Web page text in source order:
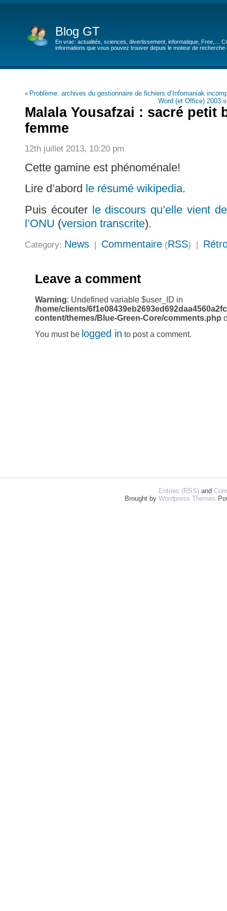
Blog GT
En vrac: actualités, sciences, divertissement, informatique, Free,…
informations que vous pouvez trouver depuis le moteur de recherche
« Problème: archives du gestionnaire de fichiers d’Infomaniak
Word (et Office) 2003
Malala Yousafzai : sacré petit
femme
12th juillet 2013, 10:20 pm
Cette gamine est phénoménale!
Lire d’abord le résumé wikipedia.
Puis écouter le discours qu’elle vient
l’ONU (version transcrite).
Category: News | Commentaire (RSS) |
Leave a comment
Warning: Undefined variable $user_ID in
/home/clients/
content/themes/Blue-Green-Core/comments.php
You must be logged in to post a comment.
Entries (RSS)and
Brought by Wordpress Themes